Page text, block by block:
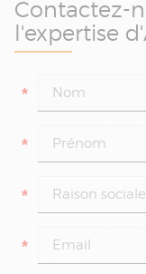
Contactez-
l'expertise
*
*
*
*